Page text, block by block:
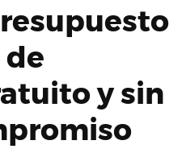
y sin